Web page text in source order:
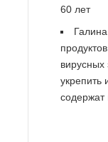
60 лет
Галина
вирусных
укрепить
содержат